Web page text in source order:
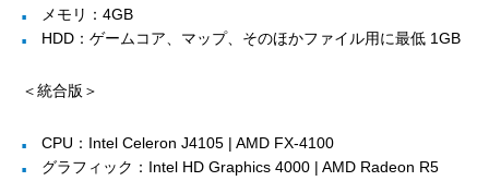
メモリ：4GB
HDD：ゲームコア、マップ、そのほかファイル用に最低 1GB
＜統合版＞
CPU：Intel Celeron J4105 | AMD FX-4100
グラフィック：Intel HD Graphics 4000 | AMD Radeon R5